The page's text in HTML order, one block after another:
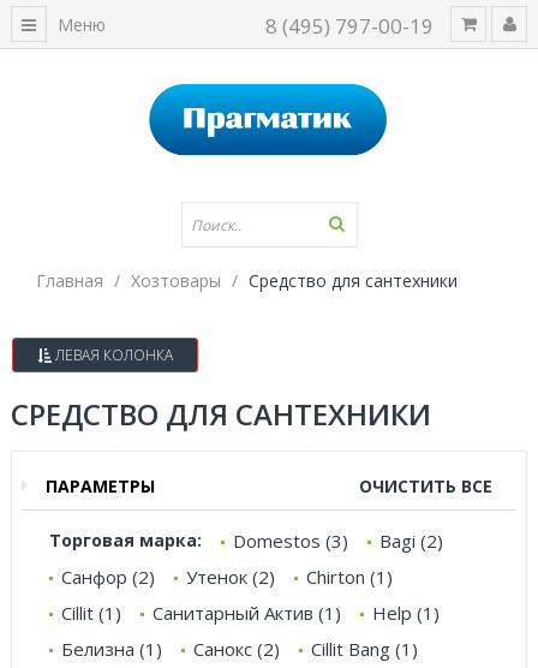
8 (495) 797-00-19
Меню
Главная Хозтовары Средство для сантехники
ЛЕВАЯ КОЛОНКА
СРЕДСТВО ДЛЯ САНТЕХНИКИ
ПАРАМЕТРЫ ОЧИСТИТЬ ВСЕ
Торговая марка: Domestos (3)
Bagi (2)
Санфор (2)
Утенок (2)
Chirton (1)
Cillit (1)
Санитарный Актив (1)
Help (1)
Белизна (1)
Санокс (2)
Cillit Bang (1)